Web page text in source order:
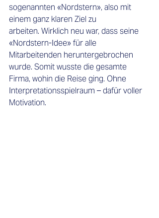
sogenannten «Nordstern», also mit
einem ganz klaren Ziel zu
arbeiten. Wirklich neu war, dass seine
«Nordstern-Idee» für alle
Mitarbeitenden heruntergebrochen
wurde. Somit wusste die gesamte
Firma, wohin die Reise ging. Ohne
Interpretationsspielraum – dafür voller
Motivation.